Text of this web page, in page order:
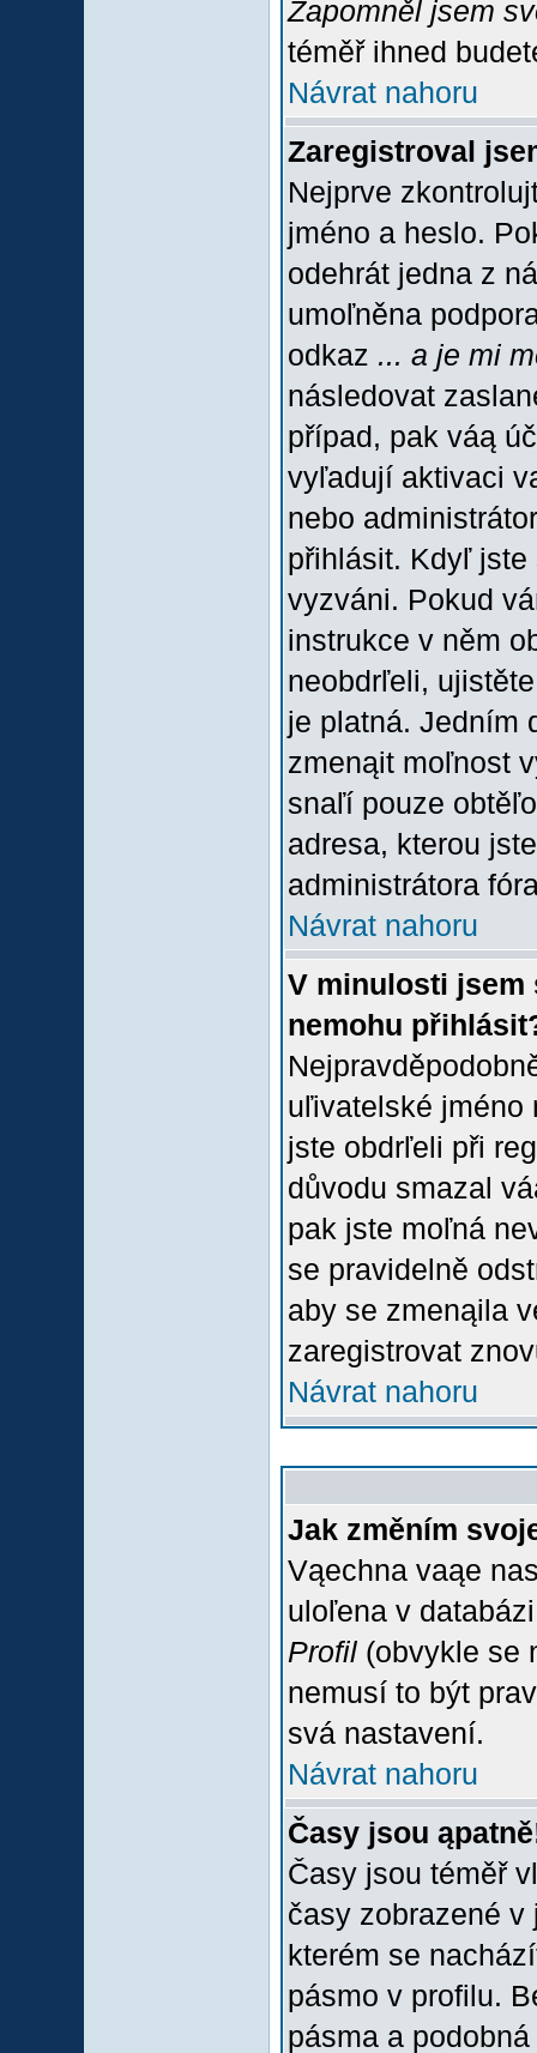
Zapomněl jsem
téměř ihned
Návrat nahoru
Zaregistroval
Nejprve
jméno a heslo.
odehrát jedna z
umoľněna
odkaz ... a je mi
následovat
případ, pak váą
vyľadují aktivaci
nebo
přihlásit. Kdyľ
vyzváni. Pokud
instrukce v něm
neobdrľeli,
je platná. Jedním
zmenąit moľnost
snaľí pouze
adresa, kterou
administrátora
Návrat nahoru
V minulosti jsem
nemohu
uľivatelské jméno
jste obdrľeli při
důvodu smazal
pak jste moľná
se pravidelně
aby se zmenąila
zaregistrovat
Návrat nahoru
Jak změním
Vąechna vaąe
uloľena v
Profil (obvykle se
nemusí to být
svá nastavení.
Návrat nahoru
Časy jsou
Časy jsou téměř
časy zobrazené
kterém se
pásmo v profilu.
pásma a